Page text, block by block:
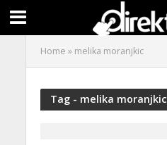
Home » melika moranjkic
Tag - melika moranjkic